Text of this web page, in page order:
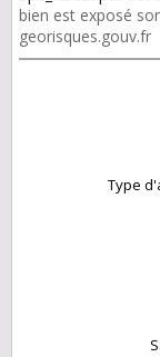
bien est exposé
georisques.gouv.fr
Type